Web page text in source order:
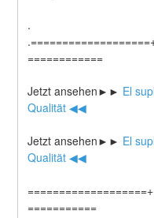
.
============
Jetzt ansehen►► El
Qualität ◀◀
Jetzt ansehen►► El
Qualität ◀◀
===========